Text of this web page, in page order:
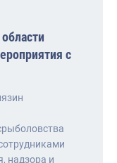
с
надзора и